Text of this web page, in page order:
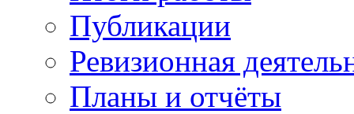
Публикации
Ревизионная
Планы и отчёты